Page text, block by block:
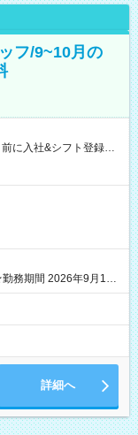
フ/9~10月の
に入社&シフト登録す
給1万1500円でしっか
務期間 2026年9月16
フル勤務できる方優遇
から勤務スタートも可
詳細へ